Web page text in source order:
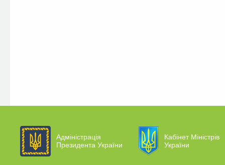
Адміністрація
Президента України
Кабінет Міністрів
України